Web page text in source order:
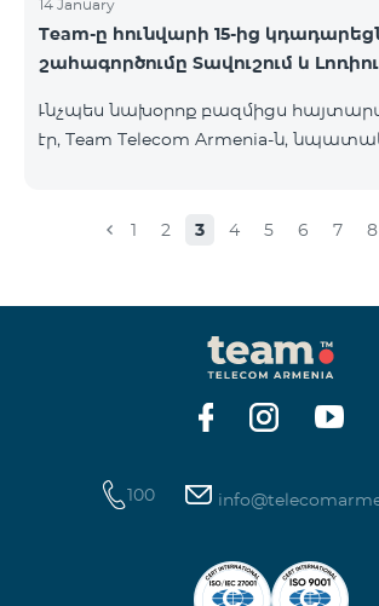
ցանկը ըստ մարզեր
14 January
Team-ը հունվարի 15-ից
շահագործումը Տավուշում և
Ւնչպես նախօրոք բազմիցս
էր, Team Telecom Armenia-ն,
ցանցի շահագործումը: Ցանցի
2026թ.-ի հունվարի 15-ից:
անխափան հասանելությունն
նպատակով շարունակում է գործել
առաջարկ, որը հնարավորություն է
բերել նոր տեխնոլոգիաներով
1 2 3 4 5 6 7 8
100